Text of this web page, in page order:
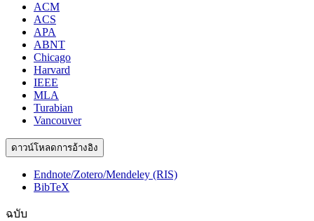
ACM
ACS
APA
ABNT
Chicago
Harvard
IEEE
MLA
Turabian
Vancouver
ดาวน์โหลดการอ้างอิง
Endnote/Zotero/Mendeley (RIS)
BibTeX
ฉบับ